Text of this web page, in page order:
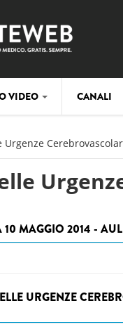
VIDEO CANALI
Urgenze
MAGGIO 2014 -
URGENZE